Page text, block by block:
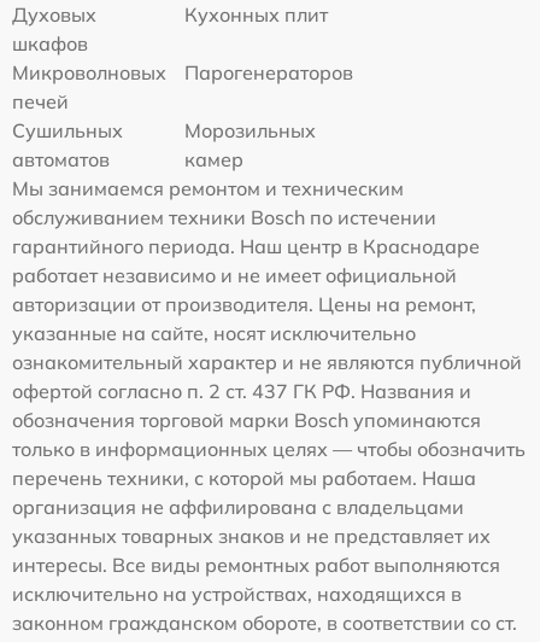
Духовых
шкафов
Кухонных плит
Микроволновых
печей
Парогенераторов
Сушильных
автоматов
Морозильных
камер
Мы занимаемся ремонтом и техническим
обслуживанием техники Bosch по истечении
гарантийного периода. Наш центр в Краснодаре
работает независимо и не имеет официальной
авторизации от производителя. Цены на ремонт,
указанные на сайте, носят исключительно
ознакомительный характер и не являются публичной
офертой согласно п. 2 ст. 437 ГК РФ. Названия и
обозначения торговой марки Bosch упоминаются
только в информационных целях — чтобы обозначить
перечень техники, с которой мы работаем. Наша
организация не аффилирована с владельцами
указанных товарных знаков и не представляет их
интересы. Все виды ремонтных работ выполняются
исключительно на устройствах, находящихся в
законном гражданском обороте, в соответствии со ст.